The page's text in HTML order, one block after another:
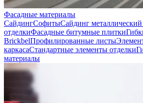
Фасадные материалы
СайдингСофитыСайдинг
отделкиФасадные битумные плитки
BrickbelПрофилированные листы
каркасаСтандартные элементы отделки
материалы